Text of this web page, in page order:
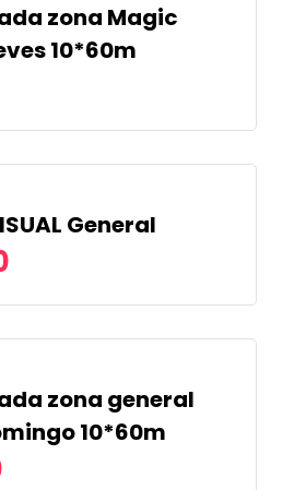
zona Magic
10*60m
General
zona general
10*60m
Growth Platform